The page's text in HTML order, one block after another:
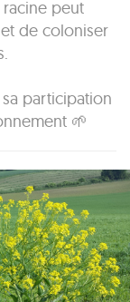
peut
de coloniser
participation
🌱